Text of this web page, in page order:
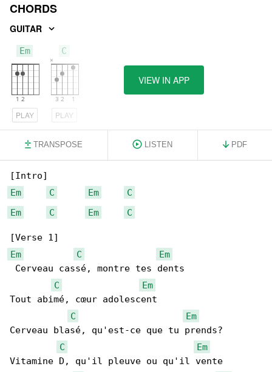
CHORDS
GUITAR
Em
PLAY
C
PLAY
VIEW IN APP
TRANSPOSE LISTEN PDF
Em
C Em
C
Em
C Em C
Em
C
Em
Cerveau cassé, montre tes dents
C
Em
Tout abimé, cœur adolescent
C
Em
Cerveau blasé, qu'est-ce que tu prends?
C
Em
Vitamine D, qu'il pleuve ou qu'il vente